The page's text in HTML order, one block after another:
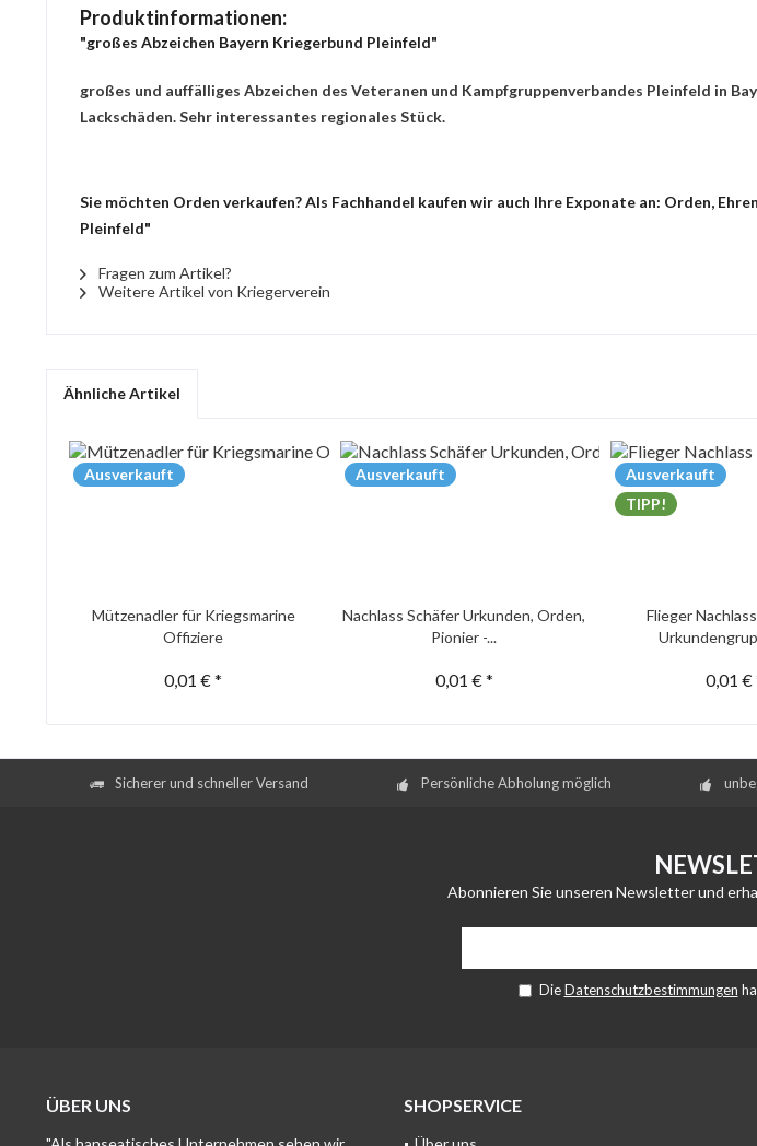
Produktinformationen:
"großes Abzeichen Bayern Kriegerbund Pleinfeld"
großes und auffälliges Abzeichen des Veteranen und Kampfgruppenverbandes Pleinfeld in
Lackschäden. Sehr interessantes regionales Stück.
Sie möchten Orden verkaufen? Als Fachhandel kaufen wir auch Ihre Exponate an: Orden,
Pleinfeld"
Fragen zum Artikel?
Weitere Artikel von Kriegerverein
Ähnliche Artikel
Ausverkauft
Mützenadler für Kriegsmarine
Offiziere
0,01 € *
Ausverkauft
Nachlass Schäfer Urkunden, Orden,
Pionier -...
0,01 € *
Ausverkauft
TIPP!
Flieger
0,01 €
Sicherer und schneller Versand Persönliche Abholung möglich
Abonnieren Sie unseren Newsletter und
DieDatenschutzbestimmungen
ÜBER UNS SHOPSERVICE